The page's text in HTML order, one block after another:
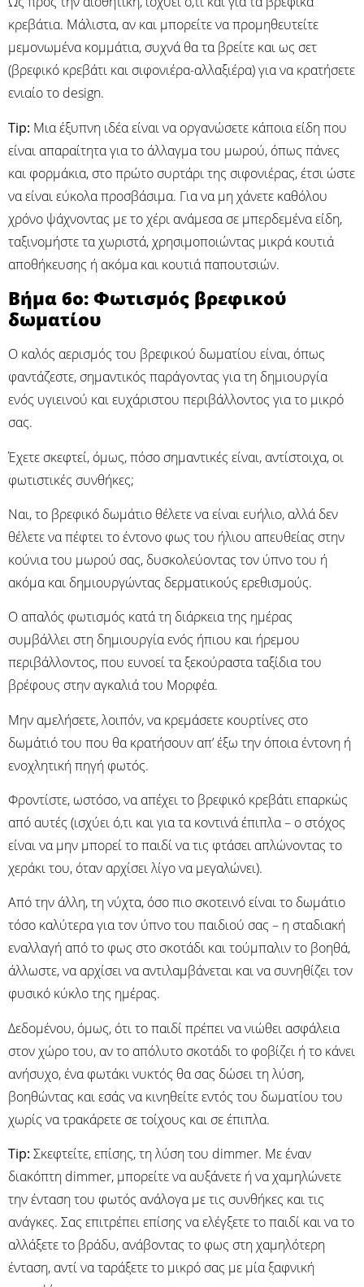
κρεβάτια. Μάλιστα, αν και μπορείτε να προμηθευτείτε
μεμονωμένα κομμάτια, συχνά θα τα βρείτε και ως σετ
(βρεφικό κρεβάτι και σιφονιέρα-αλλαξιέρα) για να κρατήσετε
ενιαίο το design.
Tip: Μια έξυπνη ιδέα είναι να οργανώσετε κάποια είδη που
είναι απαραίτητα για το άλλαγμα του μωρού, όπως πάνες
και φορμάκια, στο πρώτο συρτάρι της σιφονιέρας, έτσι ώστε
να είναι εύκολα προσβάσιμα. Για να μη χάνετε καθόλου
χρόνο ψάχνοντας με το χέρι ανάμεσα σε μπερδεμένα είδη,
ταξινομήστε τα χωριστά, χρησιμοποιώντας μικρά κουτιά
αποθήκευσης ή ακόμα και κουτιά παπουτσιών.
Βήμα 6ο: Φωτισμός βρεφικού
δωματίου
Ο καλός αερισμός του βρεφικού δωματίου είναι, όπως
φαντάζεστε, σημαντικός παράγοντας για τη δημιουργία
ενός υγιεινού και ευχάριστου περιβάλλοντος για το μικρό
σας.
Έχετε σκεφτεί, όμως, πόσο σημαντικές είναι, αντίστοιχα, οι
φωτιστικές συνθήκες;
Ναι, το βρεφικό δωμάτιο θέλετε να είναι ευήλιο, αλλά δεν
θέλετε να πέφτει το έντονο φως του ήλιου απευθείας στην
κούνια του μωρού σας, δυσκολεύοντας τον ύπνο του ή
ακόμα και δημιουργώντας δερματικούς ερεθισμούς.
Ο απαλός φωτισμός κατά τη διάρκεια της ημέρας
συμβάλλει στη δημιουργία ενός ήπιου και ήρεμου
περιβάλλοντος, που ευνοεί τα ξεκούραστα ταξίδια του
βρέφους στην αγκαλιά του Μορφέα.
Μην αμελήσετε, λοιπόν, να κρεμάσετε κουρτίνες στο
δωμάτιό του που θα κρατήσουν απ’ έξω την όποια έντονη ή
ενοχλητική πηγή φωτός.
Φροντίστε, ωστόσο, να απέχει το βρεφικό κρεβάτι επαρκώς
από αυτές (ισχύει ό,τι και για τα κοντινά έπιπλα – ο στόχος
είναι να μην μπορεί το παιδί να τις φτάσει απλώνοντας το
χεράκι του, όταν αρχίσει λίγο να μεγαλώνει).
Από την άλλη, τη νύχτα, όσο πιο σκοτεινό είναι το δωμάτιο
τόσο καλύτερα για τον ύπνο του παιδιού σας – η σταδιακή
εναλλαγή από το φως στο σκοτάδι και τούμπαλιν το βοηθά,
άλλωστε, να αρχίσει να αντιλαμβάνεται και να συνηθίζει τον
φυσικό κύκλο της ημέρας.
Δεδομένου, όμως, ότι το παιδί πρέπει να νιώθει ασφάλεια
στον χώρο του, αν το απόλυτο σκοτάδι το φοβίζει ή το κάνει
ανήσυχο, ένα φωτάκι νυκτός θα σας δώσει τη λύση,
βοηθώντας και εσάς να κινηθείτε εντός του δωματίου του
χωρίς να τρακάρετε σε τοίχους και σε έπιπλα.
Tip: Σκεφτείτε, επίσης, τη λύση του dimmer. Με έναν
διακόπτη dimmer, μπορείτε να αυξάνετε ή να χαμηλώνετε
την ένταση του φωτός ανάλογα με τις συνθήκες και τις
ανάγκες. Σας επιτρέπει επίσης να ελέγξετε το παιδί και να το
αλλάξετε το βράδυ, ανάβοντας το φως στη χαμηλότερη
ένταση, αντί να ταράξετε το μικρό σας με μία ξαφνική